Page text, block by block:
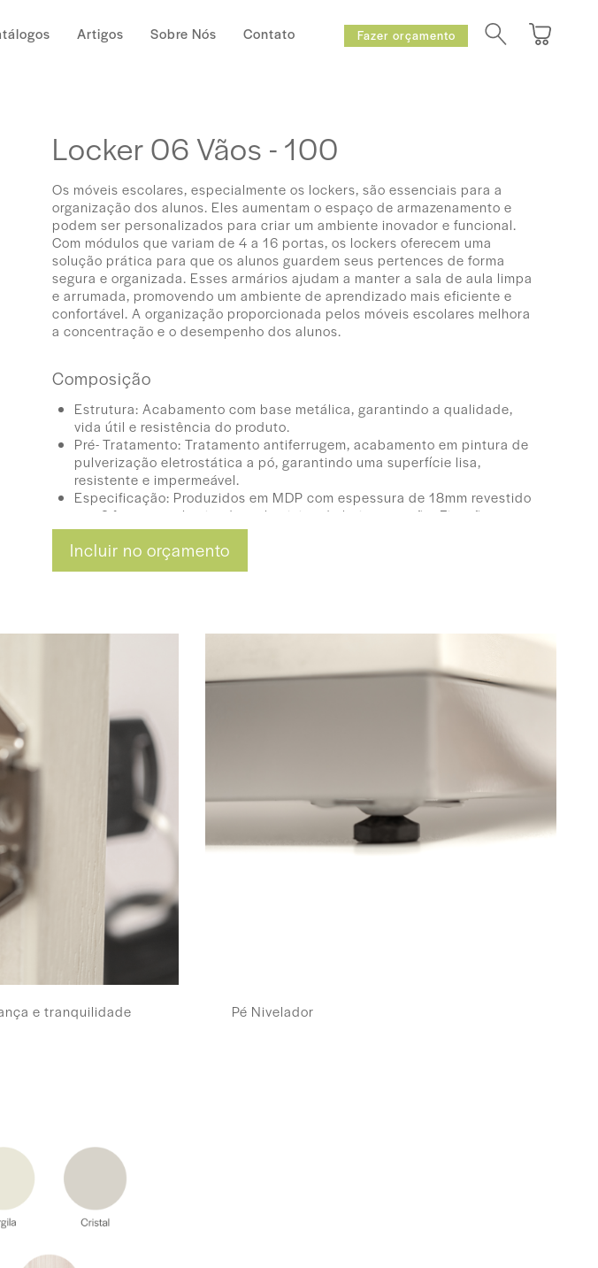
Artigos Sobre Nós Contato Fazer orçamento
Locker 06 Vãos - 100
Os móveis escolares, especialmente os lockers, são essenciais para a
organização dos alunos. Eles aumentam o espaço de armazenamento e
podem ser personalizados para criar um ambiente inovador e funcional.
Com módulos que variam de 4 a 16 portas, os lockers oferecem uma
solução prática para que os alunos guardem seus pertences de forma
segura e organizada. Esses armários ajudam a manter a sala de aula limpa
e arrumada, promovendo um ambiente de aprendizado mais eficiente e
confortável. A organização proporcionada pelos móveis escolares melhora
a concentração e o desempenho dos alunos.
Composição
Estrutura: Acabamento com base metálica, garantindo a qualidade,
vida útil e resistência do produto.
Pré- Tratamento: Tratamento antiferrugem, acabamento em pintura de
pulverização eletrostática a pó, garantindo uma superfície lisa,
resistente e impermeável.
Especificação: Produzidos em MDP com espessura de 18mm revestido
nas 2 faces com laminado melaminico de baixa pressão. Fixação por
parafuso Girofix de alta qualidade.
Borda: Acabamento com fita de bordo de PVC 2(mm), resistente ao
cotidiano escolar.
Incluir no orçamento
e tranquilidade Pé Nivelador